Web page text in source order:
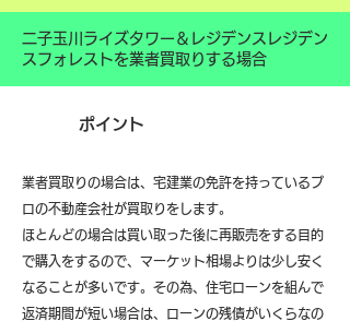
二子玉川ライズタワー＆レジデンスレジデン
スフォレストを業者買取りする場合
ポイント
業者買取りの場合は、宅建業の免許を持っているプ
ロの不動産会社が買取りをします。
ほとんどの場合は買い取った後に再販売をする目的
で購入をするので、マーケット相場よりは少し安く
なることが多いです。その為、住宅ローンを組んで
返済期間が短い場合は、ローンの残債がいくらなの